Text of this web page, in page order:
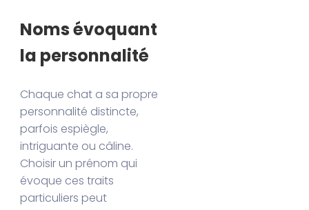
Noms évoquant
la personnalité
Chaque chat a sa propre
personnalité distincte,
parfois espiègle,
intriguante ou câline.
Choisir un prénom qui
évoque ces traits
particuliers peut